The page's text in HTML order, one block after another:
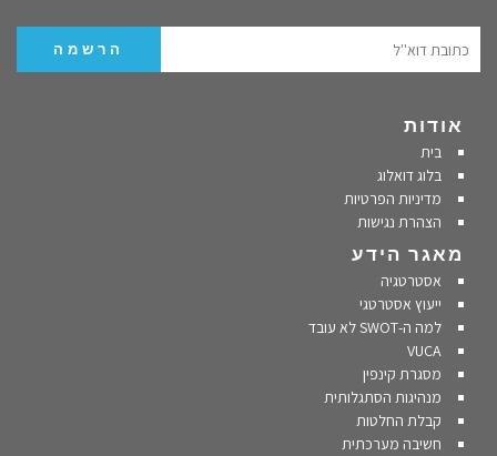
אודות
בית
בלוג דואלוג
מדיניות הפרטיות
הצהרת נגישות
מאגר הידע
אסטרטגיה
ייעוץ אסטרטגי
למה ה-SWOT לא עובד
VUCA
מסגרת קינפין
מנהיגות הסתגלותית
קבלת החלטות
חשיבה מערכתית